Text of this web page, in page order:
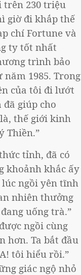
trên 230 triệu
giờ đi khắp thế
chí Fortune và
ty tốt nhất
trình bảo
1985. Trong
của tôi đi lướt
giúp cho
thế giới kinh
Thiền.”
tỉnh, đã có
khoảnh khắc ấy
ngồi yên tĩnh
nhiên thưởng
uống trà.”
ngồi cùng
hơn. Ta bắt đầu
tôi hiểu rồi.”
giác ngộ nhỏ